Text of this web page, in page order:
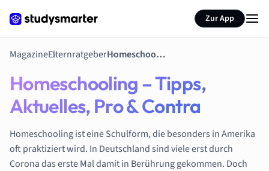
Zur App
MagazineElternratgeber Homeschooling – Tipps, Aktuelles, Pro & Contra
Homeschooling – Tipps,
Aktuelles, Pro & Contra
Homeschooling ist eine Schulform, die besonders in Amerika
oft praktiziert wird. In Deutschland sind viele erst durch
Corona das erste Mal damit in Berührung gekommen. Doch